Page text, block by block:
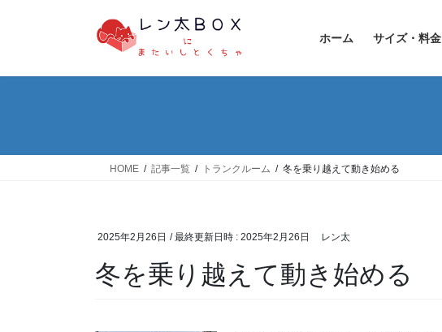
ホーム サイズ・料金
HOME 記事一覧 トランクルーム 冬を乗り越えて動き始める
2025年2月26日 / 最終更新日時 : 2025年2月26日 レン太
冬を乗り越えて動き始める